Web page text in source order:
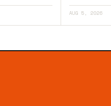
AUG 5, 2026